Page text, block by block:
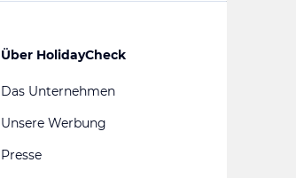
Über HolidayCheck
Das Unternehmen
Unsere Werbung
Presse